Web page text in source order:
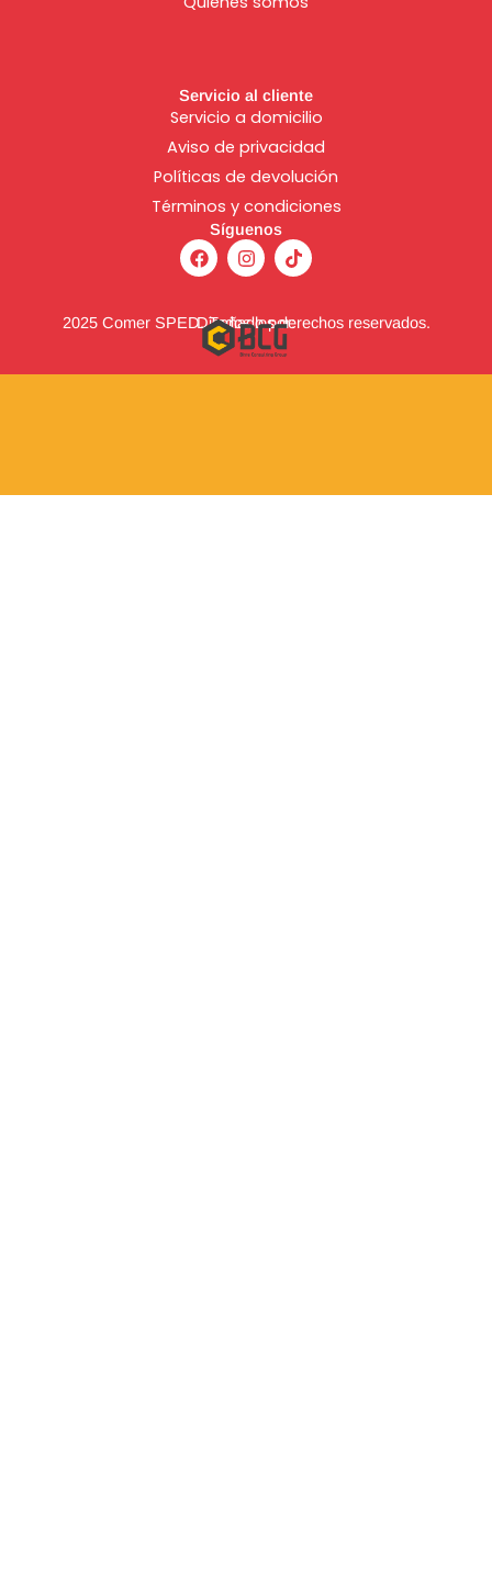
Servicio al cliente
Servicio a domicilio
Aviso de privacidad
Políticas de devolución
Términos y condiciones
Síguenos
F
a
c
b
o
o
k
I
n
s
a
g
r
a
T
i
k
o
2025 Comer SPED. Todos los derechos reservados.
Diseñado por: